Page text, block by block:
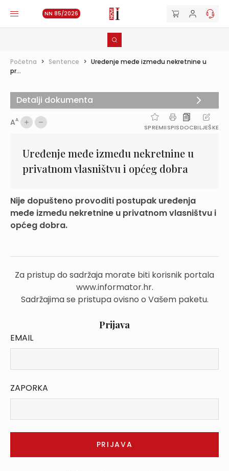
NN 85/2026
Početna > Sentence > Uređenje međe između nekretnine u
pr...
AA
SPREMIISPISDOCBILJEŠKE
Uređenje međe između nekretnine u
privatnom vlasništvu i općeg dobra
Nije dopušteno provoditi postupak uređenja
međe između nekretnine u privatnom vlasništvu i
općeg dobra.
Za pristup do sadržaja morate biti korisnik portala
www.informator.hr.
Sadržajima se pristupa ovisno o Vašem paketu.
Prijava
EMAIL
ZAPORKA
Detalji dokumenta